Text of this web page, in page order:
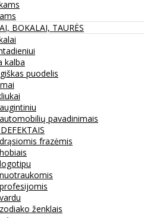
BOKALAI, TAURĖS
kalba
puodelis
pavadinimais
frazėmis
ženklais